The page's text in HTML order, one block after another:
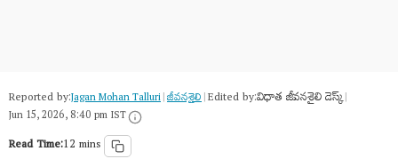
Reported by:Jagan Mohan Talluri|జీవనశైలి|Edited by:విధాత జీవనశైలి డెస్క్|
Jun 15, 2026, 8:40 pm IST
Read Time:12 mins